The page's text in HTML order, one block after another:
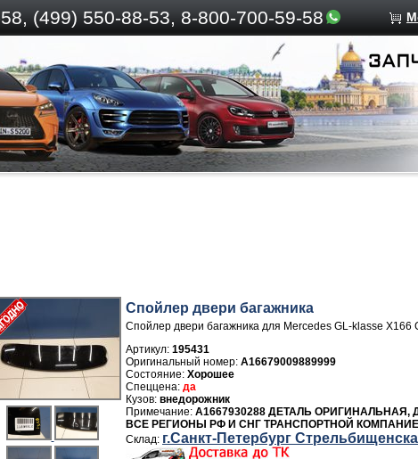
(499) 550-88-53, 8-800-700-59-58
Спойлер двери багажника
Спойлер двери багажника для Mercedes GL-klasse X166
Артикул: 195431
A16679009889999
Хорошее
да
внедорожник
A1667930288 ДЕТАЛЬ ОРИГИНАЛЬНАЯ,
ВСЕ РЕГИОНЫ РФ И СНГ ТРАНСПОРТНОЙ
г.Санкт-Петербург